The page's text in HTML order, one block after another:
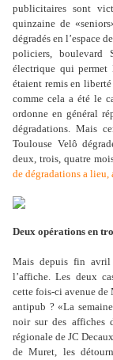
publicitaires sont
quinzaine de
dégradés en l’espace
policiers, boulevard
électrique qui permet
étaient remis en
comme cela a été le
ordonne en général
dégradations. Mais
Toulouse Velô
deux, trois, quatre
de dégradations a lieu,
Deux opérations en
Mais depuis fin
l’affiche. Les deux
cette fois-ci avenue de
antipub ? «La
noir sur des affiches
régionale de JC
de Muret, les